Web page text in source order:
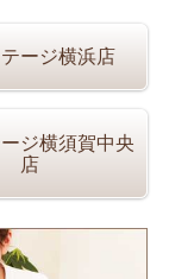
ージ横浜店
ジ横須賀中央
店